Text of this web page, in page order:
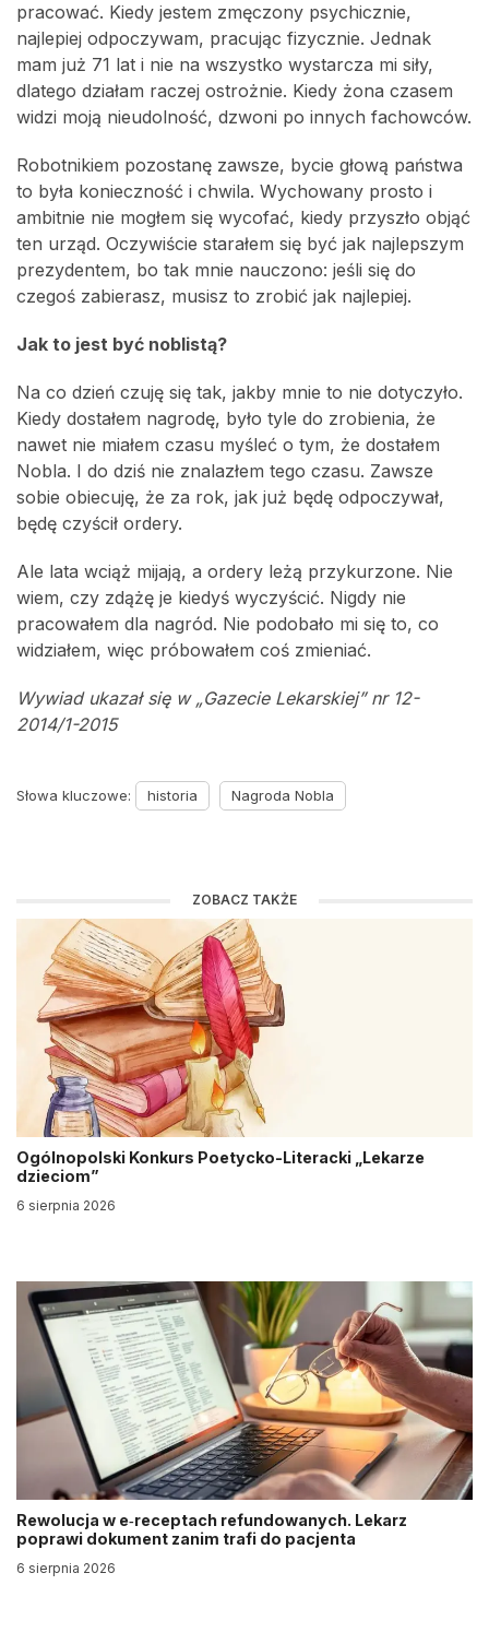
pracować. Kiedy jestem zmęczony psychicznie,
najlepiej odpoczywam, pracując fizycznie. Jednak
mam już 71 lat i nie na wszystko wystarcza mi siły,
dlatego działam raczej ostrożnie. Kiedy żona czasem
widzi moją nieudolność, dzwoni po innych fachowców.
Robotnikiem pozostanę zawsze, bycie głową państwa
to była konieczność i chwila. Wychowany prosto i
ambitnie nie mogłem się wycofać, kiedy przyszło objąć
ten urząd. Oczywiście starałem się być jak najlepszym
prezydentem, bo tak mnie nauczono: jeśli się do
czegoś zabierasz, musisz to zrobić jak najlepiej.
Jak to jest być noblistą?
Na co dzień czuję się tak, jakby mnie to nie dotyczyło.
Kiedy dostałem nagrodę, było tyle do zrobienia, że
nawet nie miałem czasu myśleć o tym, że dostałem
Nobla. I do dziś nie znalazłem tego czasu. Zawsze
sobie obiecuję, że za rok, jak już będę odpoczywał,
będę czyścił ordery.
Ale lata wciąż mijają, a ordery leżą przykurzone. Nie
wiem, czy zdążę je kiedyś wyczyścić. Nigdy nie
pracowałem dla nagród. Nie podobało mi się to, co
widziałem, więc próbowałem coś zmieniać.
Wywiad ukazał się w „Gazecie Lekarskiej” nr 12-
2014/1-2015
Słowa kluczowe: historia Nagroda Nobla
ZOBACZ TAKŻE
Ogólnopolski Konkurs Poetycko-Literacki „Lekarze
dzieciom”
6 sierpnia 2026
Rewolucja w e‑receptach refundowanych. Lekarz
poprawi dokument zanim trafi do pacjenta
6 sierpnia 2026